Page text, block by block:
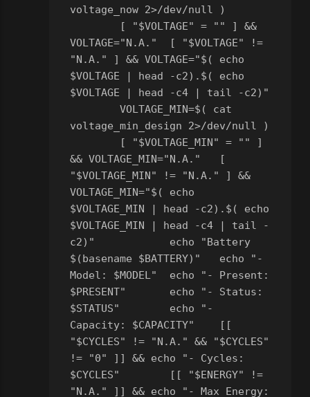
voltage_now 2>/dev/null )
VOLTAGE="N.A."
"N.A." ] && VOLTAGE="$( echo
$VOLTAGE | head -c2).$( echo
$VOLTAGE | head -c4 | tail -c2)"
	VOLTAGE_MIN=$( cat
voltage_min_design 2>/dev/null )
&& VOLTAGE_MIN="N.A."
"$VOLTAGE_MIN" != "N.A." ] &&
VOLTAGE_MIN="$( echo
$VOLTAGE_MIN | head -c2).$( echo
$VOLTAGE_MIN | head -c4 | tail -
c2)"
$(basename $BATTERY)"
Model: $MODEL"
$PRESENT"
$STATUS"
Capacity: $CAPACITY"
"$CYCLES" != "N.A." && "$CYCLES"
!= "0" ]] && echo "- Cycles:
$CYCLES"
"N.A." ]] && echo "- Max Energy: